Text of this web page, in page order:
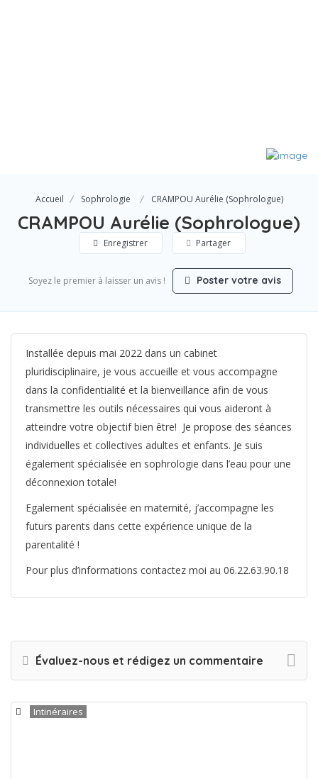
Accueil Sophrologie CRAMPOU Aurélie (Sophrologue)
CRAMPOU Aurélie (Sophrologue)
Enregistrer Partager
Soyez le premier à laisser un avis ! Poster votre avis
Installée depuis mai 2022 dans un cabinet
pluridisciplinaire, je vous accueille et vous accompagne
dans la confidentialité et la bienveillance afin de vous
transmettre les outils nécessaires qui vous aideront à
atteindre votre objectif bien être! Je propose des séances
individuelles et collectives adultes et enfants. Je suis
également spécialisée en sophrologie dans l’eau pour une
déconnexion totale!
Egalement spécialisée en maternité, j’accompagne les
futurs parents dans cette expérience unique de la
parentalité !
Pour plus d’informations contactez moi au 06.22.63.90.18
Évaluez-nous et rédigez un commentaire
Intinéraires